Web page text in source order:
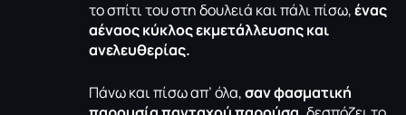
το σπίτι του στη δουλειά και πάλι πίσω,ένας
αέναος κύκλος εκμετάλλευσης και
ανελευθερίας.
Πάνω και πίσω απ’ όλα,σαν φασματική